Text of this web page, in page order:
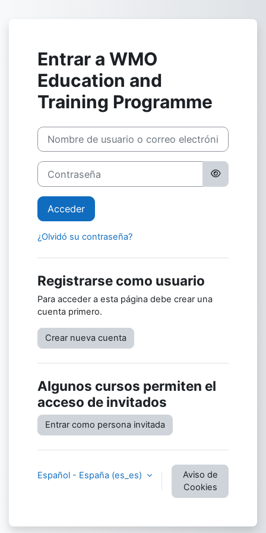
Entrar a WMO
Education and
Training Programme
Saltar a creación de una nueva cuenta
Nombre de usuario o correo electrónico
Contraseña
Acceder
¿Olvidó su contraseña?
Registrarse como usuario
Para acceder a esta página debe crear una
cuenta primero.
Crear nueva cuenta
Algunos cursos permiten el
acceso de invitados
Entrar como persona invitada
Español - España ‎(es_es)‎
Aviso de
Cookies